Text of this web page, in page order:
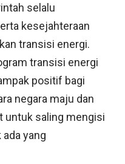
selalu
kesejahteraan
transisi energi.
transisi energi
positif bagi
negara maju dan
untuk saling mengisi
yang